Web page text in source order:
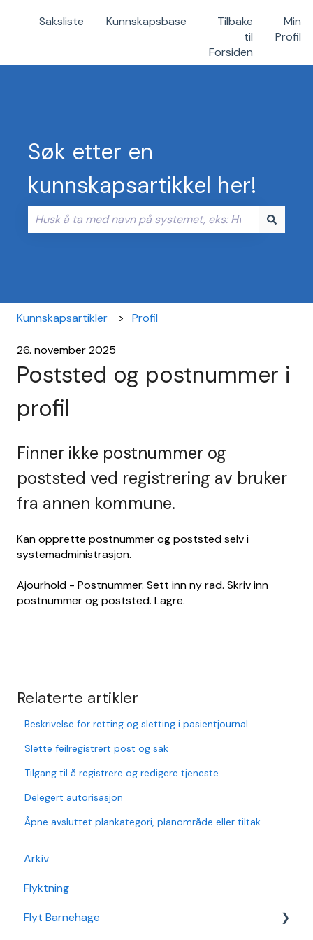
Saksliste Kunnskapsbase
Tilbake
til
Forsiden
Min
Profil
Søk etter en
kunnskapsartikkel her!
Kunnskapsartikler Profil
26. november 2025
Poststed og postnummer i
profil
Finner ikke postnummer og
poststed ved registrering av bruker
fra annen kommune.
Kan opprette postnummer og poststed selv i
systemadministrasjon.
Ajourhold - Postnummer. Sett inn ny rad. Skriv inn
postnummer og poststed. Lagre.
Relaterte artikler
Beskrivelse for retting og sletting i pasientjournal
Slette feilregistrert post og sak
Tilgang til å registrere og redigere tjeneste
Delegert autorisasjon
Åpne avsluttet plankategori, planområde eller tiltak
Arkiv
Flyktning
Flyt Barnehage